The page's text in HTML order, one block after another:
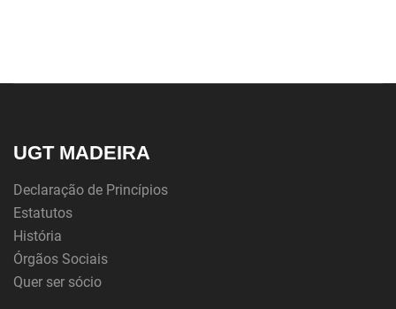
UGT MADEIRA
Declaração de Princípios
Estatutos
História
Órgãos Sociais
Quer ser sócio